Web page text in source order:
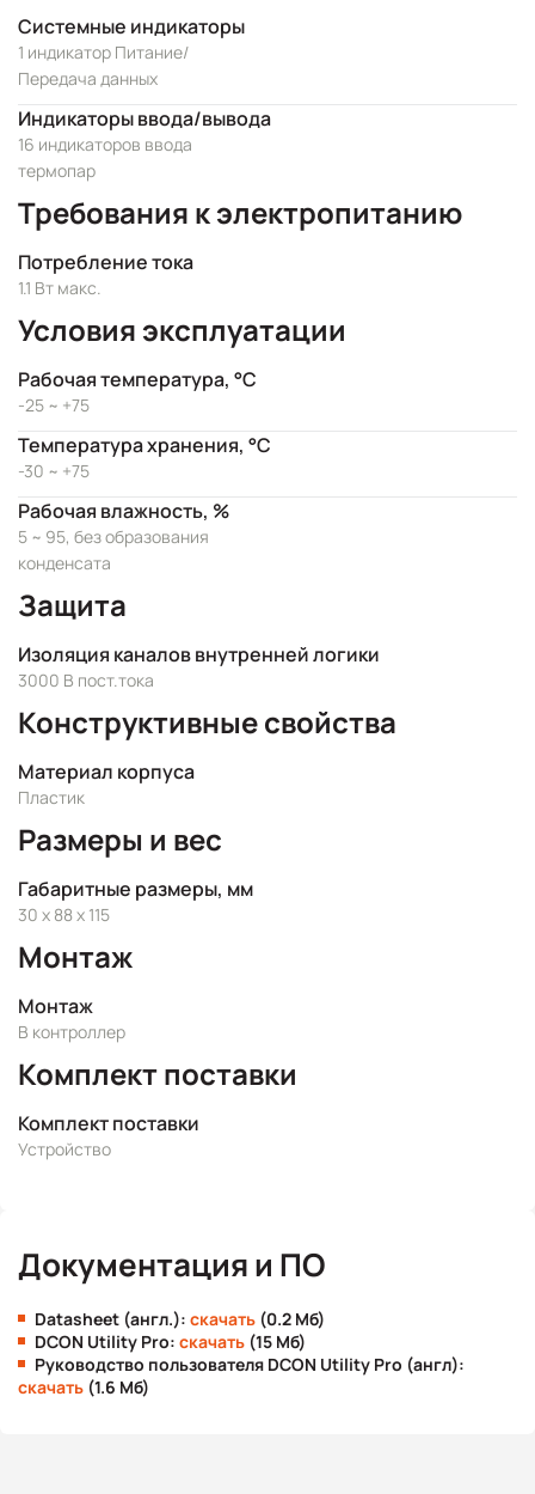
Системные индикаторы
1 индикатор Питание/
Передача данных
Индикаторы ввода/вывода
16 индикаторов ввода
термопар
Требования к электропитанию
Потребление тока
1.1 Вт макс.
Условия эксплуатации
Рабочая температура, °C
-25 ~ +75
Температура хранения, °C
-30 ~ +75
Рабочая влажность, %
5 ~ 95, без образования
конденсата
Защита
Изоляция каналов внутренней логики
3000 В пост.тока
Конструктивные свойства
Материал корпуса
Пластик
Размеры и вес
Габаритные размеры, мм
30 x 88 x 115
Монтаж
Монтаж
В контроллер
Комплект поставки
Комплект поставки
Устройство
Документация и ПО
Datasheet (англ.): скачать (0.2 Мб)
DCON Utility Pro: скачать (15 Мб)
Руководство пользователя DCON Utility Pro (англ):
скачать (1.6 Мб)